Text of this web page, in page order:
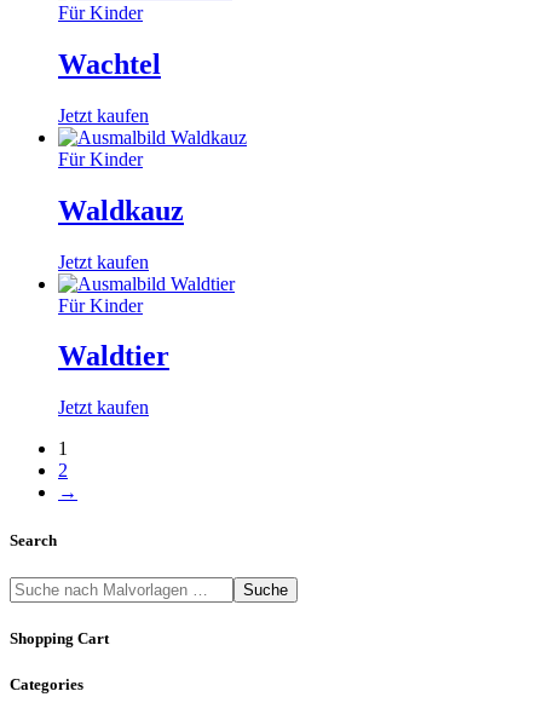
Für Kinder
Wachtel
Jetzt kaufen
Für Kinder
Waldkauz
Jetzt kaufen
Für Kinder
Waldtier
Jetzt kaufen
1
2
→
Search
Suche
Shopping Cart
Categories